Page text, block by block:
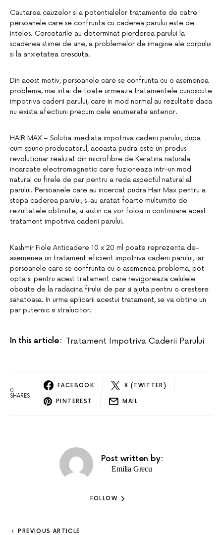
Cautarea cauzelor si a potentialelor tratamente de catre
persoanele care se confrunta cu caderea parului este de
inteles. Cercetarile au determinat pierderea parului la
scaderea stimei de sine, a problemelor de imagine ale corpului
si la anxietatea crescuta.
Din acest motiv, persoanele care se confrunta cu o asemenea
problema, mai intai de toate urmeaza tratamentele cunoscute
impotriva caderii parului, care in mod normal au rezultate daca
nu exista afectiuni precum cele enumerate anterior.
HAIR MAX – Solutia imediata impotriva caderii parului, dupa
cum spune producatorul, aceasta pudra este un produs
revolutionar realizat din microfibre de Keratina naturala
incarcate electromagnetic care fuzioneaza intr-un mod
natural cu firele de par pentru a reda aspectul natural al
parului. Persoanele care au incercat pudra Hair Max pentru a
stopa caderea parului, s-au aratat foarte multumite de
rezultatele obtinute, si sustin ca vor folosi in continuare acest
tratament impotriva caderii parului.
Kashmir Fiole Anticadere 10 x 20 ml poate reprezenta de-
asemenea un tratament eficient impotriva caderii parului, iar
persoanele care se confrunta cu o asemenea problema, pot
opta si pentru acest tratament care revigoreaza celulele
obosite de la radacina firului de par si ajuta pentru o crestere
sanatoasa. In urma aplicarii acestui tratament, se va obtine un
par puternic si stralucitor.
In this article: Tratament Impotriva Caderii Parului
0
SHARES
FACEBOOK X (TWITTER)
PINTEREST MAIL
Post written by:
Emilia Grecu
FOLLOW
PREVIOUS ARTICLE